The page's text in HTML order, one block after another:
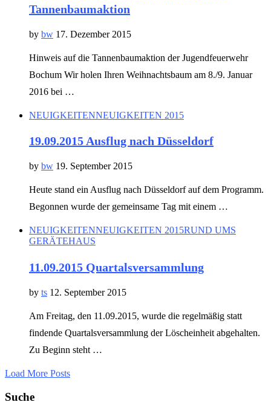
Tannenbaumaktion
by bw 17. Dezember 2015
Hinweis auf die Tannenbaumaktion der Jugendfeuerwehr
Bochum Wir holen Ihren Weihnachtsbaum am 8./9. Januar
2016 bei …
NEUIGKEITENNEUIGKEITEN 2015
19.09.2015 Ausflug nach Düsseldorf
by bw 19. September 2015
Heute stand ein Ausflug nach Düsseldorf auf dem Programm.
Begonnen wurde der gemeinsame Tag mit einem …
NEUIGKEITENNEUIGKEITEN 2015RUND UMS
GERÄTEHAUS
11.09.2015 Quartalsversammlung
by ts 12. September 2015
Am Freitag, den 11.09.2015, wurde die regelmäßig statt
findende Quartalsversammlung der Löscheinheit abgehalten.
Zu Beginn steht …
Load More Posts
Suche